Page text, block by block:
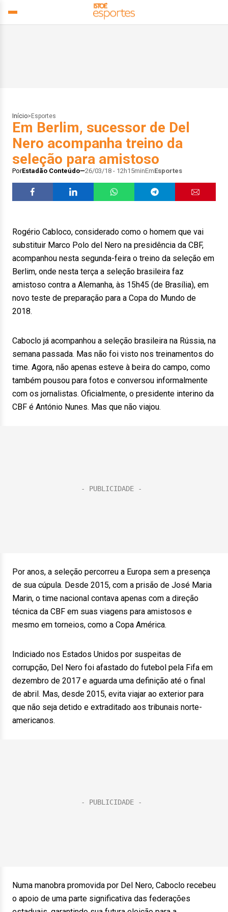
Início> Esportes
Em Berlim, sucessor de Del
Nero acompanha treino da
seleção para amistoso
PorEstadão Conteúdo 26/03/18 - 12h15minEmEsportes
Rogério Cabloco, considerado como o homem que vai
substituir Marco Polo del Nero na presidência da CBF,
acompanhou nesta segunda-feira o treino da seleção em
Berlim, onde nesta terça a seleção brasileira faz
amistoso contra a Alemanha, às 15h45 (de Brasília), em
novo teste de preparação para a Copa do Mundo de
2018.
Caboclo já acompanhou a seleção brasileira na Rússia, na
semana passada. Mas não foi visto nos treinamentos do
time. Agora, não apenas esteve à beira do campo, como
também pousou para fotos e conversou informalmente
com os jornalistas. Oficialmente, o presidente interino da
CBF é António Nunes. Mas que não viajou.
Por anos, a seleção percorreu a Europa sem a presença
de sua cúpula. Desde 2015, com a prisão de José Maria
Marin, o time nacional contava apenas com a direção
técnica da CBF em suas viagens para amistosos e
mesmo em torneios, como a Copa América.
Indiciado nos Estados Unidos por suspeitas de
corrupção, Del Nero foi afastado do futebol pela Fifa em
dezembro de 2017 e aguarda uma definição até o final
de abril. Mas, desde 2015, evita viajar ao exterior para
que não seja detido e extraditado aos tribunais norte-
americanos.
Numa manobra promovida por Del Nero, Caboclo recebeu
o apoio de uma parte significativa das federações